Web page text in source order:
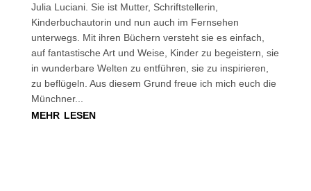
Julia Luciani. Sie ist Mutter, Schriftstellerin,
Kinderbuchautorin und nun auch im Fernsehen
unterwegs. Mit ihren Büchern versteht sie es einfach,
auf fantastische Art und Weise, Kinder zu begeistern, sie
in wunderbare Welten zu entführen, sie zu inspirieren,
zu beflügeln. Aus diesem Grund freue ich mich euch die
Münchner...
mehr lesen